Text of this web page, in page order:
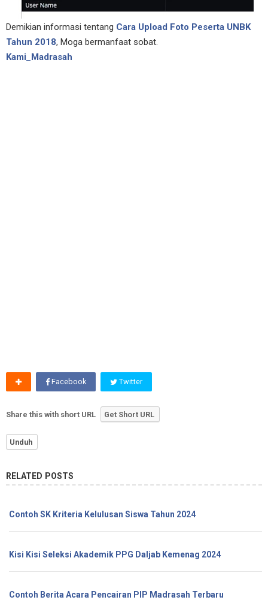
Demikian informasi tentang Cara Upload Foto Peserta UNBK
Tahun 2018, Moga bermanfaat sobat.
Kami_Madrasah
Facebook Twitter
Share this with short URL Get Short URL
Unduh
RELATED POSTS
Contoh SK Kriteria Kelulusan Siswa Tahun 2024
Kisi Kisi Seleksi Akademik PPG Daljab Kemenag 2024
Contoh Berita Acara Pencairan PIP Madrasah Terbaru